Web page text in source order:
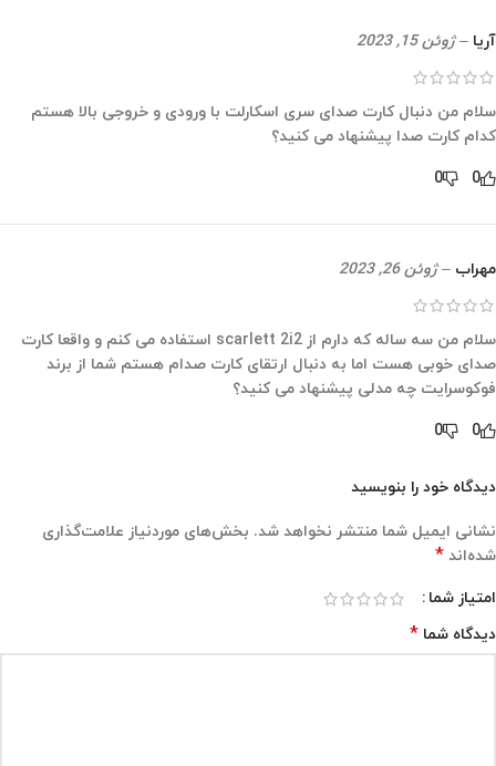
آریا – ژوئن 15, 2023
سلام من دنبال کارت صدای سری اسکارلت با ورودی و خروجی بالا هستم
کدام کارت صدا پیشنهاد می کنید؟
0
0
مهراب – ژوئن 26, 2023
سلام من سه ساله که دارم از scarlett 2i2 استفاده می کنم و واقعا کارت
صدای خوبی هست اما به دنبال ارتقای کارت صدام هستم شما از برند
فوکوسرایت چه مدلی پیشنهاد می کنید؟
0
0
دیدگاه خود را بنویسید
نشانی ایمیل شما منتشر نخواهد شد. بخش‌های موردنیاز علامت‌گذاری
شده‌اند *
امتیاز شما
دیدگاه شما *